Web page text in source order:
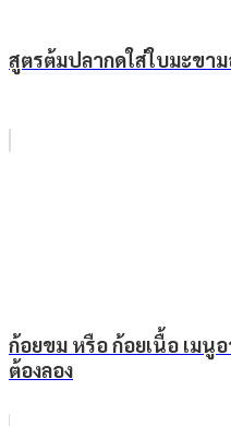
สูตรต้มปลากดใส่ใบมะขา
ก้อยขม หรือ ก้อยเนื้อ เมนู
ต้องลอง